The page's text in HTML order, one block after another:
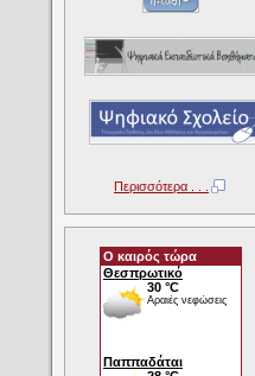
Περισσότερα . . .